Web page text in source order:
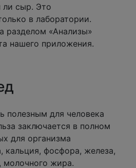
ли сыр. Это
в лаборатории.
разделом «Анализы»
нашего приложения.
полезным для человека
заключается в полном
для организма
кальция, фосфора, железа,
молочного жира.